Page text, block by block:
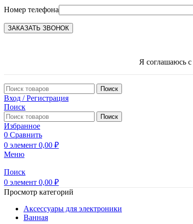
Номер телефона
Я соглашаюсь с
Поиск
Вход / Регистрация
Поиск
Поиск
Избранное
0 Сравнить
0 элемент 0,00 ₽
Меню
Поиск
0 элемент 0,00 ₽
Просмотр категорий
Аксессуары для электроники
Ванная